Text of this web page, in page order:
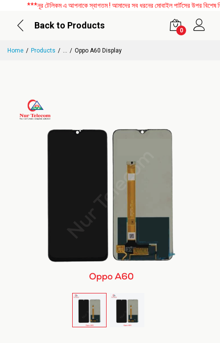
***নূর টেলিকম এ আপনাকে স্বাগতম ! আমাদের সব ধরনের মোবাইল পার্টসের উপর বিশেষ
Back to Products
0
Home Products ... Oppo A60 Display